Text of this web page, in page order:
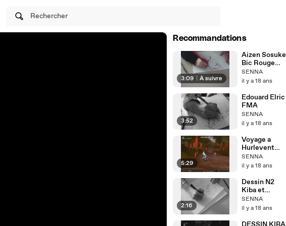
Rechercher
Recommandations
3:09 À suivre
Aizen Sosuke
Bic Rouge
Dessin
SENNA
il y a 18 ans
3:52
Edouard Elric
FMA
SENNA
il y a 18 ans
5:29
Voyage a
Hurlevent
WOW
SENNA
il y a 18 ans
2:16
Dessin N2
Kiba et
AKAMARU
SENNA
il y a 18 ans